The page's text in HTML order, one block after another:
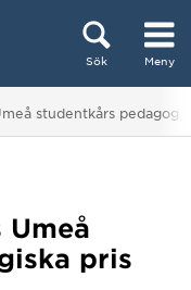
Sök Meny
studentkårs
pris